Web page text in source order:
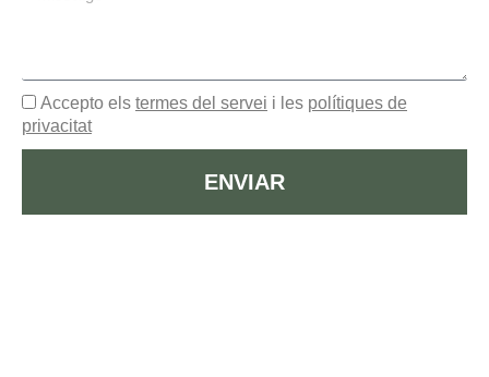
Accepto els termes del servei i les polítiques de
privacitat
ENVIAR